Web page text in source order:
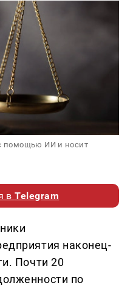
помощью ИИ и носит
вTelegram
наконец-
Почти 20
по